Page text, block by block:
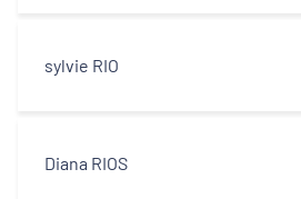
sylvie RIO
Diana RIOS